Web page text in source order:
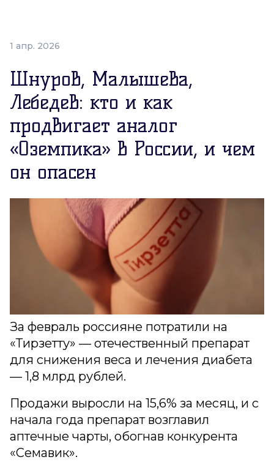
1 апр. 2026
Шнуров, Малышева,
Лебедев: кто и как
продвигает аналог
«Оземпика» в России, и чем
он опасен
За февраль россияне потратили на
«Тирзетту» — отечественный препарат
для снижения веса и лечения диабета
— 1,8 млрд рублей.
Продажи выросли на 15,6% за месяц, и с
начала года препарат возглавил
аптечные чарты, обогнав конкурента
«Семавик».